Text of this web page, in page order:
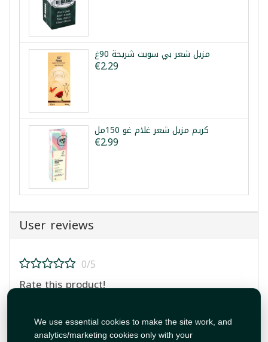
We use essential cookies to make the site work, and
analytics/marketing cookies only with your
مزيل شعر بي سويت شريحة 90غ
€2.29
كريم مزيل شعر غلام غو 150مل
€2.99
User reviews
0/5
Rate this product!